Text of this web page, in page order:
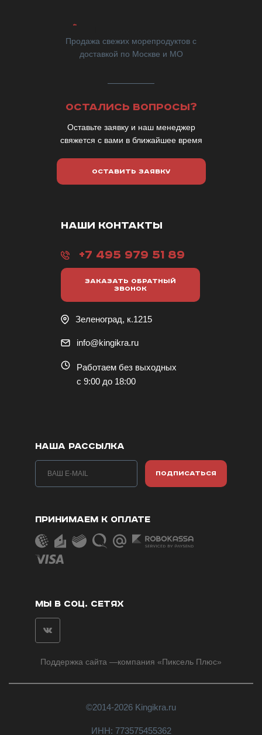
Продажа свежих морепродуктов с
доставкой по Москве и МО
ОСТАЛИСЬ ВОПРОСЫ?
Оставьте заявку и наш менеджер
свяжется с вами в ближайшее время
ОСТАВИТЬ ЗАЯВКУ
НАШИ КОНТАКТЫ
+7 495 979 51 89
ЗАКАЗАТЬ ОБРАТНЫЙ
ЗВОНОК
Зеленоград, к.1215
info@kingikra.ru
Работаем без выходных
с 9:00 до 18:00
НАША РАССЫЛКА
ПОДПИСАТЬСЯ
ПРИНИМАЕМ К ОПЛАТЕ
МЫ В СОЦ. СЕТЯХ
Поддержка сайта —компания «Пиксель Плюс»
©2014-2026 Kingikra.ru
ИНН: 773575455362